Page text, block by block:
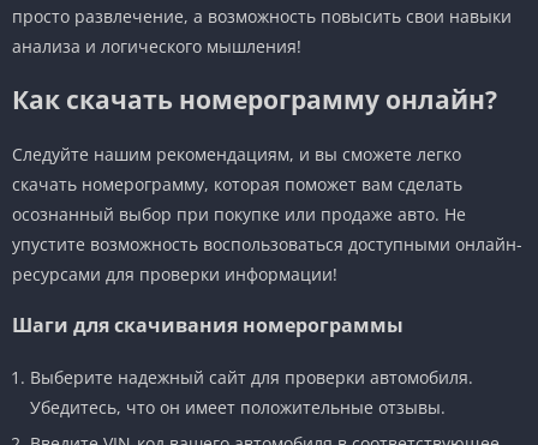
просто развлечение, а возможность повысить свои навыки
анализа и логического мышления!
Как скачать номерограмму онлайн?
Следуйте нашим рекомендациям, и вы сможете легко
скачать номерограмму, которая поможет вам сделать
осознанный выбор при покупке или продаже авто. Не
упустите возможность воспользоваться доступными онлайн-
ресурсами для проверки информации!
Шаги для скачивания номерограммы
Выберите надежный сайт для проверки автомобиля.
Убедитесь, что он имеет положительные отзывы.